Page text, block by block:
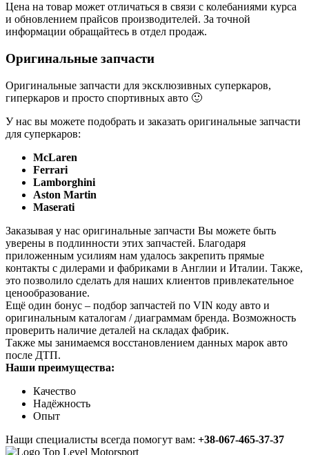
Цена на товар может отличаться в связи с колебаниями курса
и обновлением прайсов производителей. За точной
информации обращайтесь в отдел продаж.
Оригинальные запчасти
Оригинальные запчасти для эксклюзивных суперкаров,
гиперкаров и просто спортивных авто 🙂
У нас вы можете подобрать и заказать оригинальные запчасти
для суперкаров:
McLaren
Ferrari
Lamborghini
Aston Martin
Maserati
Заказывая у нас оригинальные запчасти Вы можете быть
уверены в подлинности этих запчастей. Благодаря
приложенным усилиям нам удалось закрепить прямые
контакты с дилерами и фабриками в Англии и Италии. Также,
это позволило сделать для наших клиентов привлекательное
ценообразование.
Ещё один бонус – подбор запчастей по VIN коду авто и
оригинальным каталогам / диаграммам бренда. Возможность
проверить наличие деталей на складах фабрик.
Также мы занимаемся восстановлением данных марок авто
после ДТП.
Наши преимущества:
Качество
Надёжность
Опыт
Нащи специалисты всегда помогут вам: +38-067-465-37-37